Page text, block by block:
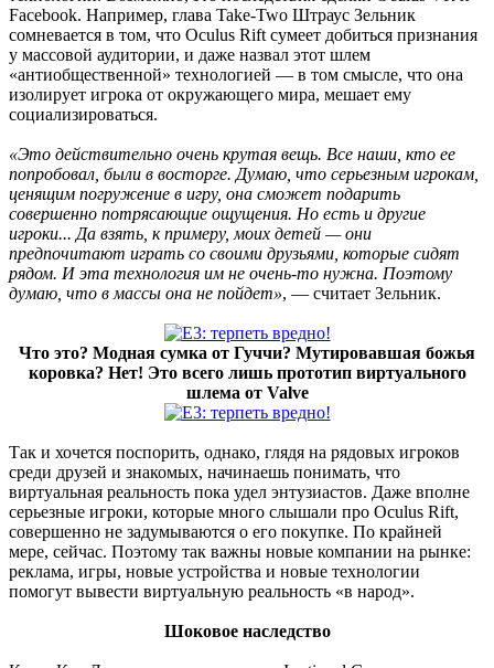
Facebook. Например, глава Take-Two Штраус Зельник
сомневается в том, что Oculus Rift сумеет добиться признания
у массовой аудитории, и даже назвал этот шлем
«антиобщественной» технологией — в том смысле, что она
изолирует игрока от окружающего мира, мешает ему
социализироваться.
«Это действительно очень крутая вещь. Все наши, кто ее
попробовал, были в восторге. Думаю, что серьезным игрокам,
ценящим погружение в игру, она сможет подарить
совершенно потрясающие ощущения. Но есть и другие
игроки... Да взять, к примеру, моих детей — они
предпочитают играть со своими друзьями, которые сидят
рядом. И эта технология им не очень-то нужна. Поэтому
думаю, что в массы она не пойдет», — считает Зельник.
Что это? Модная сумка от Гуччи? Мутировавшая божья
коровка? Нет! Это всего лишь прототип виртуального
шлема от Valve
Так и хочется поспорить, однако, глядя на рядовых игроков
среди друзей и знакомых, начинаешь понимать, что
виртуальная реальность пока удел энтузиастов. Даже вполне
серьезные игроки, которые много слышали про Oculus Rift,
совершенно не задумываются о его покупке. По крайней
мере, сейчас. Поэтому так важны новые компании на рынке:
реклама, игры, новые устройства и новые технологии
помогут вывести виртуальную реальность «в народ».
Шоковое наследство